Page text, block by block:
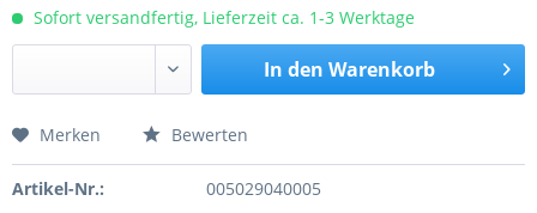
Sofort versandfertig, Lieferzeit ca. 1-3 Werktage
In den Warenkorb
Preis anfragen
Merken Bewerten
Artikel-Nr.: 005029040005